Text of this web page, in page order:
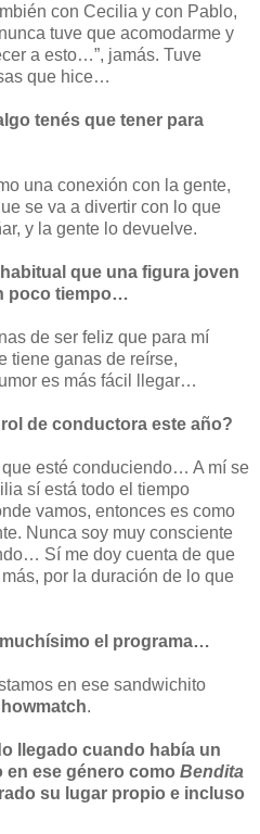
con Cecilia y con Pablo,
tuve que acomodarme y
a esto…”, jamás. Tuve
que hice…
tenés que tener para
una conexión con la gente,
se va a divertir con lo que
y la gente lo devuelve.
que una figura joven
poco tiempo…
de ser feliz que para mí
tiene ganas de reírse,
es más fácil llegar…
de conductora este año?
esté conduciendo… A mí se
sí está todo el tiempo
vamos, entonces es como
Nunca soy muy consciente
Sí me doy cuenta de que
por la duración de lo que
el programa…
en ese sandwichito
.
llegado cuando había un
ese género como Bendita
su lugar propio e incluso